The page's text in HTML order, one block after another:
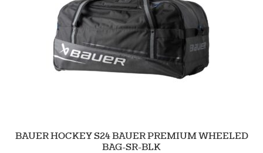
BAUER HOCKEY S24 BAUER PREMIUM WHEELED
BAG-SR-BLK